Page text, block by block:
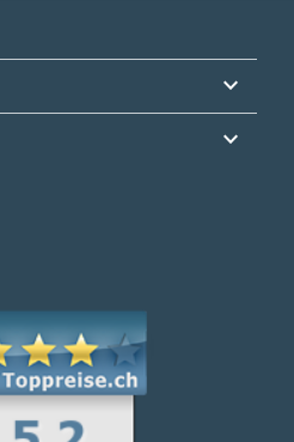
keyboard_arrow_down
keyboard_arrow_down